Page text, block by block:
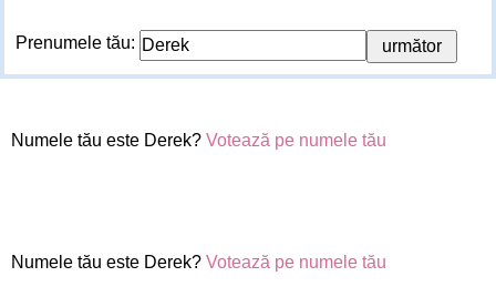
Prenumele tău:
Numele tău este Derek? Votează pe numele tău
Numele tău este Derek? Votează pe numele tău